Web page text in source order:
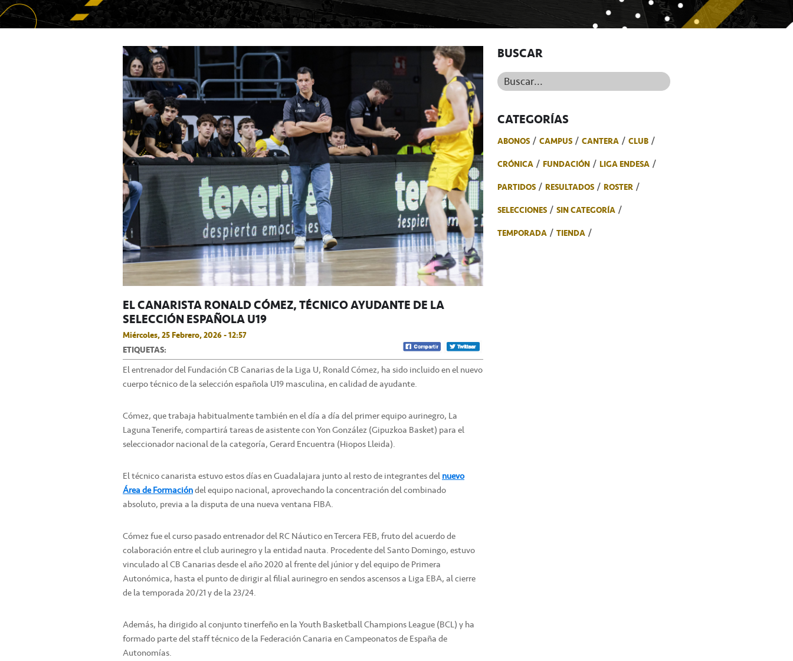
EL CANARISTA RONALD CÓMEZ, TÉCNICO AYUDANTE DE LA
SELECCIÓN ESPAÑOLA U19
Miércoles, 25 Febrero, 2026 - 12:57
ETIQUETAS:
El entrenador del Fundación CB Canarias de la Liga U, Ronald Cómez, ha sido incluido en el nuevo
cuerpo técnico de la selección española U19 masculina, en calidad de ayudante.
Cómez, que trabaja habitualmente también en el día a día del primer equipo aurinegro, La
Laguna Tenerife, compartirá tareas de asistente con Yon González (Gipuzkoa Basket) para el
seleccionador nacional de la categoría, Gerard Encuentra (Hiopos Lleida).
El técnico canarista estuvo estos días en Guadalajara junto al resto de integrantes delnuevo
Área de Formacióndel equipo nacional, aprovechando la concentración del combinado
absoluto, previa a la disputa de una nueva ventana FIBA.
Cómez fue el curso pasado entrenador del RC Náutico en Tercera FEB, fruto del acuerdo de
colaboración entre el club aurinegro y la entidad nauta. Procedente del Santo Domingo, estuvo
vinculado al CB Canarias desde el año 2020 al frente del júnior y del equipo de Primera
Autonómica, hasta el punto de dirigir al filial aurinegro en sendos ascensos a Liga EBA, al cierre
de la temporada 20/21 y de la 23/24.
Además, ha dirigido al conjunto tinerfeño en la Youth Basketball Champions League (BCL) y ha
formado parte del staff técnico de la Federación Canaria en Campeonatos de España de
Autonomías.
BUSCAR
Buscar...
CATEGORÍAS
ABONOS CAMPUS CANTERA
CLUB
CRÓNICA
FUNDACIÓN
LIGA ENDESA
PARTIDOS
RESULTADOS
ROSTER
SELECCIONES
SIN CATEGORÍA
TEMPORADA
TIENDA